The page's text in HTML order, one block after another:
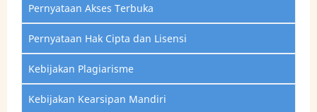
Pernyataan Akses Terbuka
Pernyataan Hak Cipta dan Lisensi
Kebijakan Plagiarisme
Kebijakan Kearsipan Mandiri